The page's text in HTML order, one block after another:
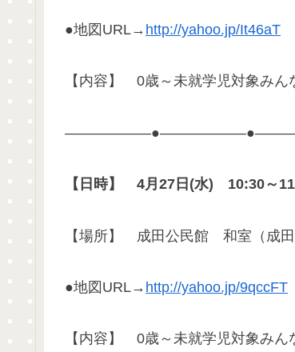
●地図URL→ http://yahoo.jp/It46aT
【内容】 0歳～未就学児対象みん
【日時】 4月27日(水) 10:30～
【場所】 成田公民館 和室（成田
●地図URL→ http://yahoo.jp/9qccFT
【内容】 0歳～未就学児対象みん